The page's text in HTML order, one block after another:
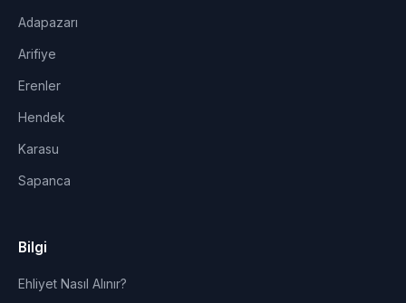
Adapazarı
Arifiye
Erenler
Hendek
Karasu
Sapanca
Bilgi
Ehliyet Nasıl Alınır?